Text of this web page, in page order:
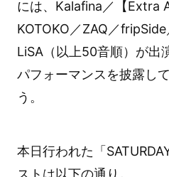
には、Kalafina／【Extra
KOTOKO／ZAQ／
LiSA（以上50音順）が出
パフォーマンスを披露し
う。
本日行われた「